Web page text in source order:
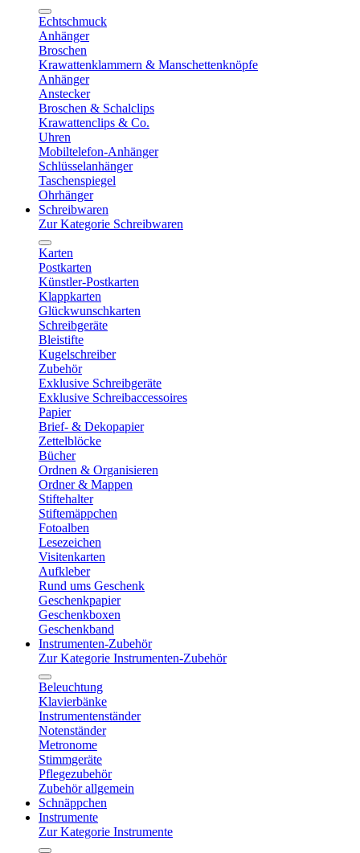
Echtschmuck
Anhänger
Broschen
Krawattenklammern & Manschettenknöpfe
Anhänger
Anstecker
Broschen & Schalclips
Krawattenclips & Co.
Uhren
Mobiltelefon-Anhänger
Schlüsselanhänger
Taschenspiegel
Ohrhänger
Schreibwaren
Zur Kategorie Schreibwaren
Karten
Postkarten
Künstler-Postkarten
Klappkarten
Glückwunschkarten
Schreibgeräte
Bleistifte
Kugelschreiber
Zubehör
Exklusive Schreibgeräte
Exklusive Schreibaccessoires
Papier
Brief- & Dekopapier
Zettelblöcke
Bücher
Ordnen & Organisieren
Ordner & Mappen
Stiftehalter
Stiftemäppchen
Fotoalben
Lesezeichen
Visitenkarten
Aufkleber
Rund ums Geschenk
Geschenkpapier
Geschenkboxen
Geschenkband
Instrumenten-Zubehör
Zur Kategorie Instrumenten-Zubehör
Beleuchtung
Klavierbänke
Instrumentenständer
Notenständer
Metronome
Stimmgeräte
Pflegezubehör
Zubehör allgemein
Schnäppchen
Instrumente
Zur Kategorie Instrumente